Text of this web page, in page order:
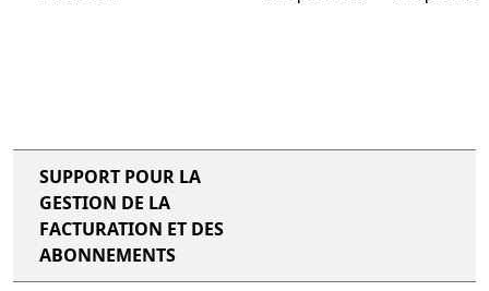
SUPPORT POUR LA
GESTION DE LA
FACTURATION ET DES
ABONNEMENTS